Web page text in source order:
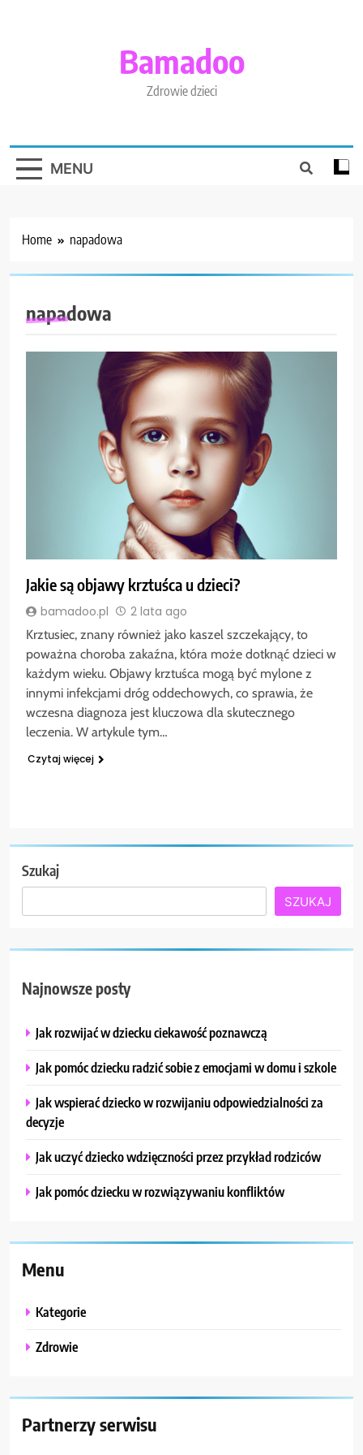
Bamadoo
Zdrowie dzieci
MENU
Home napadowa
napadowa
Jakie są objawy krztuśca u dzieci?
bamadoo.pl 2 lata ago
Krztusiec, znany również jako kaszel szczekający, to
poważna choroba zakaźna, która może dotknąć dzieci w
każdym wieku. Objawy krztuśca mogą być mylone z
innymi infekcjami dróg oddechowych, co sprawia, że
wczesna diagnoza jest kluczowa dla skutecznego
leczenia. W artykule tym…
Czytaj więcej
Szukaj
SZUKAJ
Najnowsze posty
Jak rozwijać w dziecku ciekawość poznawczą
Jak pomóc dziecku radzić sobie z emocjami w domu i szkole
Jak wspierać dziecko w rozwijaniu odpowiedzialności za
decyzje
Jak uczyć dziecko wdzięczności przez przykład rodziców
Jak pomóc dziecku w rozwiązywaniu konfliktów
Menu
Kategorie
Zdrowie
Partnerzy serwisu